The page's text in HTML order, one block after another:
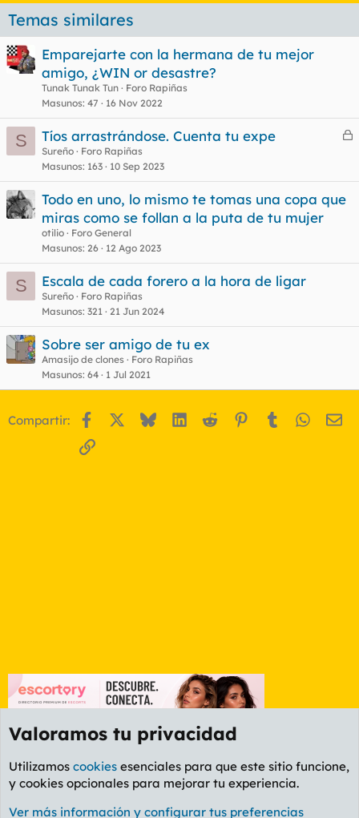
Temas similares
Emparejarte con la hermana de tu mejor
amigo, ¿WIN or desastre?
Tunak Tunak Tun
Foro Rapiñas
Masunos 47 16 Nov 2022
S
C
r
Tíos arrastrándose. Cuenta tu expe
Sureño
Foro Rapiñas
Masunos 163 10 Sep 2023
Todo en uno, lo mismo te tomas una copa que
miras como se follan a la puta de tu mujer
otilio
Foro General
Masunos 26 12 Ago 2023
S Escala de cada forero a la hora de ligar
Sureño
Foro Rapiñas
Masunos 321 21 Jun 2024
Sobre ser amigo de tu ex
Amasijo de clones
Foro Rapiñas
Masunos 64 1 Jul 2021
Compartir: Facebook BlueskyLinkedIn
Reddit Pinterest
Tumblr
Enlace
Foro Rapiñas
Valoramos tu privacidad
Utilizamos cookies esenciales para que este sitio funcione,
y cookies opcionales para mejorar tu experiencia.
Ver más información y configurar tus preferencias